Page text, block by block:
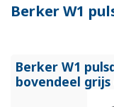
Berker W1
Berker W1
bovendeel grijs